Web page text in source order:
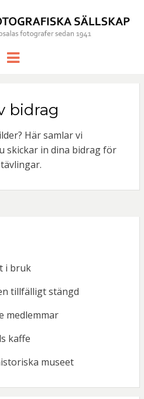
UPPSALA
SÄLLSKAP
Meny
bidrag
Här samlar vi
skickar in dina bidrag för
i bruk
tillfälligt stängd
medlemmar
kaffe
museet